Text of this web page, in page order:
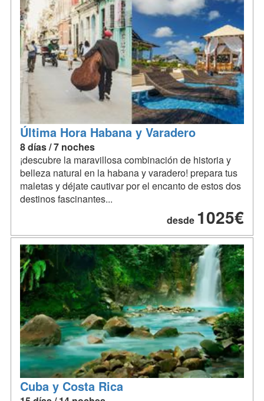
Última Hora Habana y Varadero
8 días / 7 noches
¡descubre la maravillosa combinación de historia y
belleza natural en la habana y varadero! prepara tus
maletas y déjate cautivar por el encanto de estos dos
destinos fascinantes...
desde 1025€
Cuba y Costa Rica